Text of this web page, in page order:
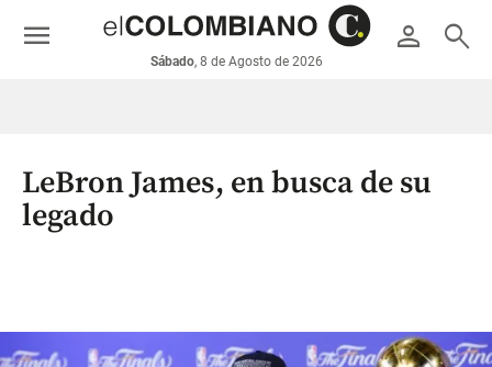
económicos
Colombia
person search
Sábado, 8 de Agosto de 2026
menu
LeBron James, en busca de su
legado